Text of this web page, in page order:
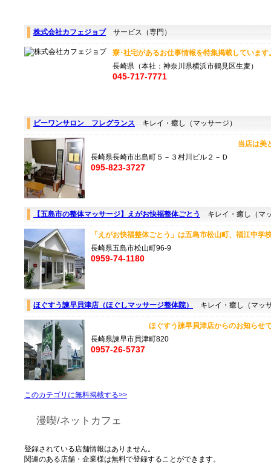
株式会社カフェジョブサービス（専門）
寮･社宅があるお仕事情報を特集掲載していま
長崎県（本社：神奈川県横浜市鶴見区生麦）
045-717-7771
ビーワンサロン フレグランス キレイ・癒し（マッサージ）
当店は美と健康
長崎県長崎市出島町５－３村川ビル２－Ｄ
095-823-3727
【五島市の整体マッサージ】えがお快福整体ごとう キレイ・癒し（マ
「えがお快福整体ごとう」は五島市松山町、福江中
長崎県五島市松山町96‐9
0959-74-1180
ほぐすう諫早貝津店（ほぐしマッサージ整体院） キレイ・癒し（マッ
ほぐすう諫早貝津店からのお知らせ
長崎県諫早市貝津町820
0957-26-5737
このカテゴリに無料掲載する>>
漫喫/ネットカフェ
登録されている店舗情報はありません。
関連のある店舗・企業様は無料で登録することができます。